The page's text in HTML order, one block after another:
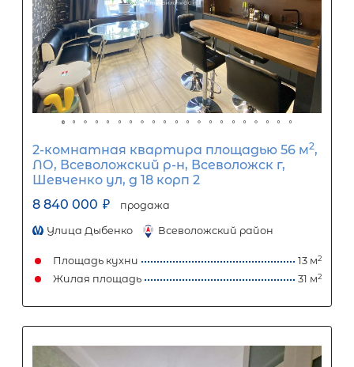
5-комнатная квартира площадью
СПб, Петродворцовый р-н,
Красного Флота ул, д 5
12 200 000 ₽ продажа
Проспект Ветеранов
Петродворцовый район
Площадь кухни
Жилая площадь